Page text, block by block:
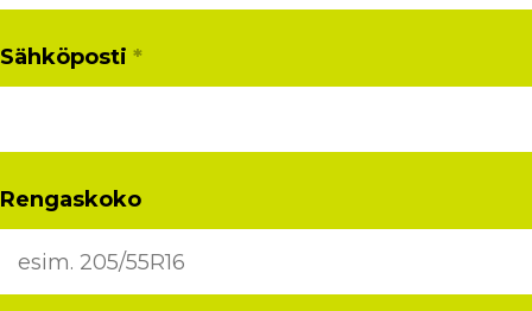
Sähköposti *
Rengaskoko